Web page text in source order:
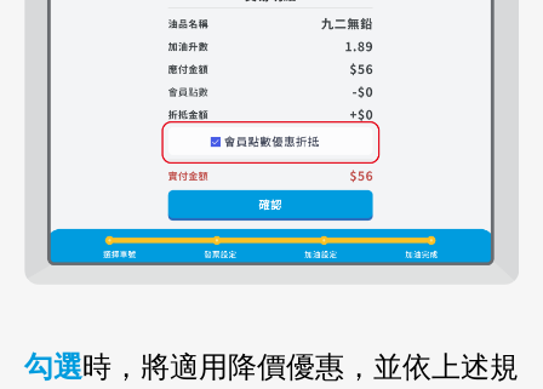
勾選時，將適用降價優惠，並依上述規